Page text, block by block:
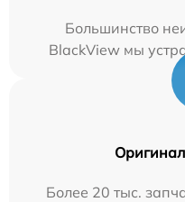
Большинство
BlackView мы
Более 20 тыс.